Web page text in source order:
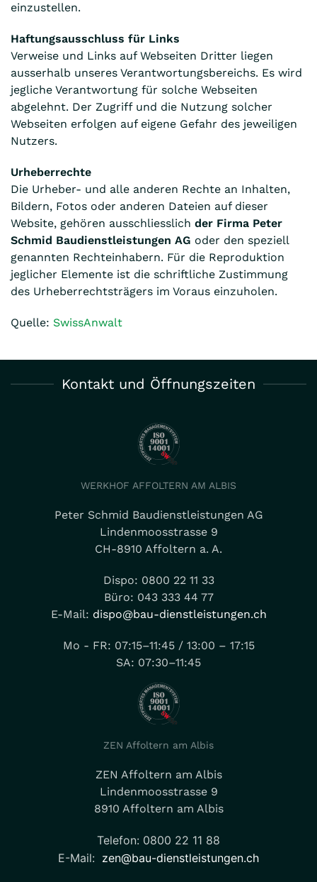
einzustellen.
Haftungsausschluss für Links
Verweise und Links auf Webseiten Dritter liegen
ausserhalb unseres Verantwortungsbereichs. Es wird
jegliche Verantwortung für solche Webseiten
abgelehnt. Der Zugriff und die Nutzung solcher
Webseiten erfolgen auf eigene Gefahr des jeweiligen
Nutzers.
Urheberrechte
Die Urheber- und alle anderen Rechte an Inhalten,
Bildern, Fotos oder anderen Dateien auf dieser
Website, gehören ausschliesslich der Firma Peter
Schmid Baudienstleistungen AG oder den speziell
genannten Rechteinhabern. Für die Reproduktion
jeglicher Elemente ist die schriftliche Zustimmung
des Urheberrechtsträgers im Voraus einzuholen.
Quelle: SwissAnwalt
Kontakt und Öffnungszeiten
WERKHOF AFFOLTERN AM ALBIS
Peter Schmid Baudienstleistungen AG
Lindenmoosstrasse 9
CH-8910 Affoltern a. A.
Dispo: 0800 22 11 33
Büro: 043 333 44 77
E-Mail: dispo@bau-dienstleistungen.ch
Mo - FR: 07:15–11:45 / 13:00 – 17:15
SA: 07:30–11:45
ZEN Affoltern am Albis
ZEN Affoltern am Albis
Lindenmoosstrasse 9
8910 Affoltern am Albis
Telefon: 0800 22 11 88
E-Mail: zen@bau-dienstleistungen.ch